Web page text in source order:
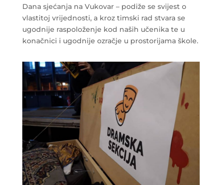
Dana sjećanja na Vukovar – podiže se svijest o
vlastitoj vrijednosti, a kroz timski rad stvara se
ugodnije raspoloženje kod naših učenika te u
konačnici i ugodnije ozračje u prostorijama škole.